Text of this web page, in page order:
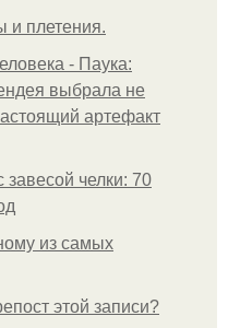
и плетения.
- Паука:
выбрала не
артефакт
челки: 70
из самых
этой записи?